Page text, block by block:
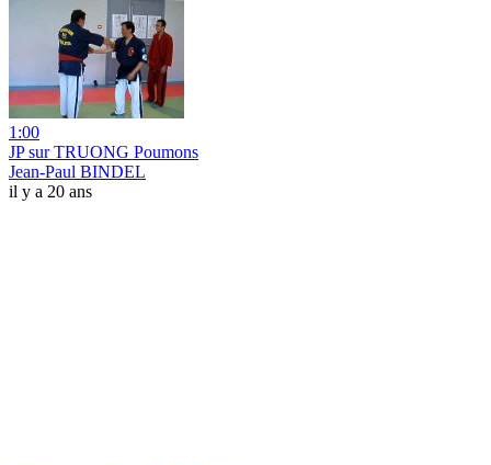
1:00
JP sur TRUONG Poumons
Jean-Paul BINDEL
il y a 20 ans